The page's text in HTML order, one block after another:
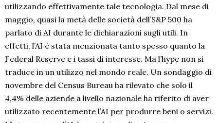
utilizzando effettivamente tale tecnologia. Dal mese di
maggio, quasi la metà delle società dell’S&P 500 ha
parlato di AI durante le dichiarazioni sugli utili. In
effetti, l’AI è stata menzionata tanto spesso quanto la
Federal Reserve e i tassi di interesse. Ma l’hype non si
traduce in un utilizzo nel mondo reale. Un sondaggio di
novembre del Census Bureau ha rilevato che solo il
4,4% delle aziende a livello nazionale ha riferito di aver
utilizzato recentemente l’AI per produrre beni o servizi.